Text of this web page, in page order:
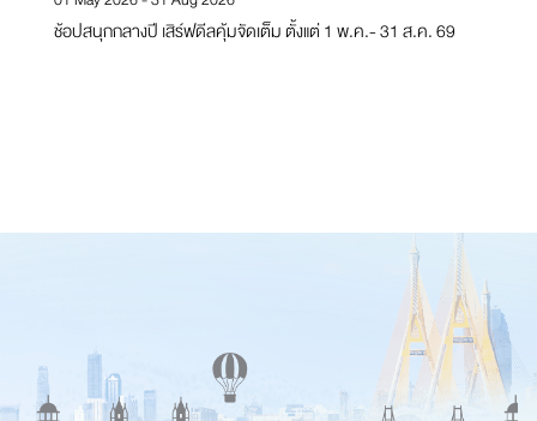
ช้อปสนุกกลางปี เสิร์ฟดีลคุ้มจัดเต็ม ตั้งแต่ 1 พ.ค.- 31 ส.ค. 69